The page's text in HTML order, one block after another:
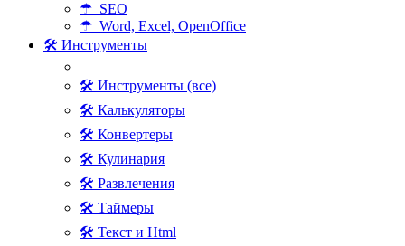
☂ SEO
☂ Word, Excel, OpenOffice
🛠 Инструменты
🛠 Инструменты (все)
🛠 Калькуляторы
🛠 Конвертеры
🛠 Кулинария
🛠 Развлечения
🛠 Таймеры
🛠 Текст и Html